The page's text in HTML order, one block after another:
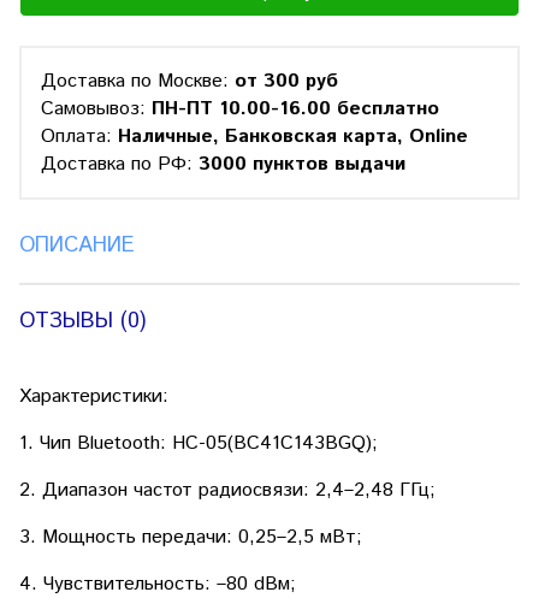
Доставка по Москве: от 300 руб
Самовывоз: ПН-ПТ 10.00-16.00 бесплатно
Оплата: Наличные, Банковская карта, Online
Доставка по РФ: 3000 пунктов выдачи
ОПИСАНИЕ
ОТЗЫВЫ (0)
Характеристики:
1. Чип Bluetooth: HC-05(BC41C143BGQ);
2. Диапазон частот радиосвязи: 2,4–2,48 ГГц;
3. Мощность передачи: 0,25–2,5 мВт;
4. Чувствительность: –80 dBм;